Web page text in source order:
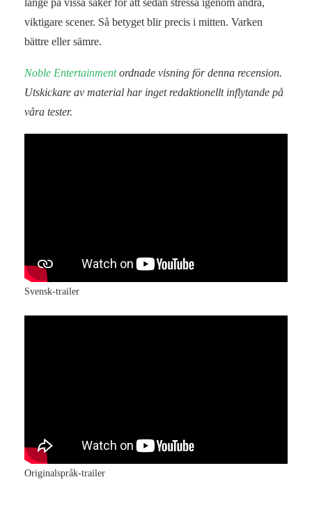
länge på vissa saker för att sedan stressa igenom andra,
viktigare scener. Så betyget blir precis i mitten. Varken
bättre eller sämre.
Noble Entertainment ordnade visning för denna recension.
Utskickare av material har inget redaktionellt inflytande på
våra tester.
Svensk-trailer
Originalspråk-trailer